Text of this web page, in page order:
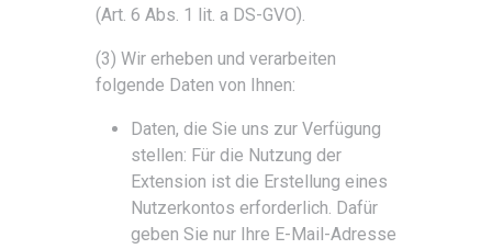
(Art. 6 Abs. 1 lit. a DS-GVO).
(3) Wir erheben und verarbeiten
folgende Daten von Ihnen:
Daten, die Sie uns zur Verfügung
stellen: Für die Nutzung der
Extension ist die Erstellung eines
Nutzerkontos erforderlich. Dafür
geben Sie nur Ihre E-Mail-Adresse